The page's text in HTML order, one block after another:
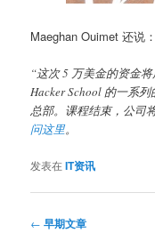
Maeghan Ouimet 还说：
“这次 5 万美金的资金
Hacker School 的一系
总部。课程结束，公司
问这里。
发表在IT资讯
文
← 早期文章